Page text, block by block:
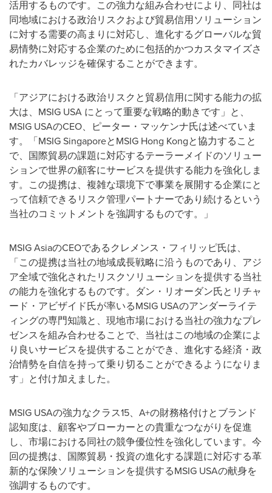
活用するものです。この強力な組み合わせにより、同社は
同地域における政治リスクおよび貿易信用ソリューション
に対する需要の高まりに対応し、進化するグローバルな貿
易情勢に対応する企業のために包括的かつカスタマイズさ
れたカバレッジを確保することができます。
「アジアにおける政治リスクと貿易信用に関する能力の拡
大は、MSIG USA にとって重要な戦略的動きです」と、
MSIG USAのCEO、ピーター・マッケンナ氏は述べていま
す。「MSIG SingaporeとMSIG Hong Kongと協力すること
で、国際貿易の課題に対応するテーラーメイドのソリュー
ションで世界の顧客にサービスを提供する能力を強化しま
す。この提携は、複雑な環境下で事業を展開する企業にと
って信頼できるリスク管理パートナーであり続けるという
当社のコミットメントを強調するものです。」
MSIG AsiaのCEOであるクレメンス・フィリッピ氏は、
「この提携は当社の地域成長戦略に沿うものであり、アジ
ア全域で強化されたリスクソリューションを提供する当社
の能力を強化するものです。ダン・リオーダン氏とリチャ
ード・アビザイド氏が率いるMSIG USAのアンダーライテ
ィングの専門知識と、現地市場における当社の強力なプレ
ゼンスを組み合わせることで、当社はこの地域の企業によ
り良いサービスを提供することができ、進化する経済・政
治情勢を自信を持って乗り切ることができるようになりま
す」と付け加えました。
MSIG USAの強力なクラス15、A+の財務格付けとブランド
認知度は、顧客やブローカーとの貴重なつながりを促進
し、市場における同社の競争優位性を強化しています。今
回の提携は、国際貿易・投資の進化する課題に対応する革
新的な保険ソリューションを提供するMSIG USAの献身を
強調するものです。